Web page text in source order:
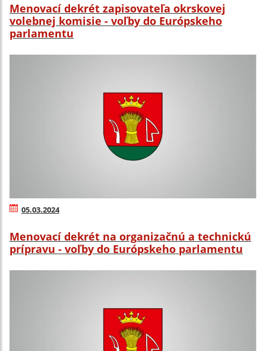
Menovací dekrét zapisovateľa okrskovej
volebnej komisie - voľby do Európskeho
parlamentu
05.03.2024
Menovací dekrét na organizačnú a technickú
prípravu - voľby do Európskeho parlamentu